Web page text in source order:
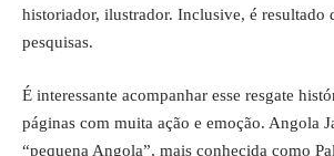
historiador, ilustrador. Inclusive, é resultado
pesquisas.
É interessante acompanhar esse resgate
páginas com muita ação e emoção. Angola
“pequena Angola”, mais conhecida como